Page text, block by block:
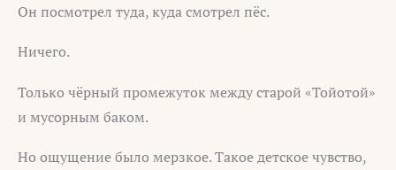
Он посмотрел туда, куда смотрел пёс.
Ничего.
Только чёрный промежуток между старой «Тойотой»
и мусорным баком.
Но ощущение было мерзкое. Такое детское чувство,